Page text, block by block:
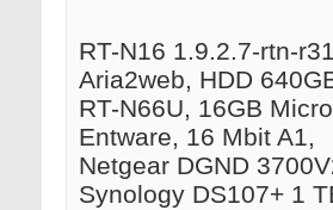
RT-N16 1.9.2.7-rtn-
Aria2web, HDD
RT-N66U, 16GB
Entware, 16 Mbit A1,
Netgear DGND
Synology DS107+ 1